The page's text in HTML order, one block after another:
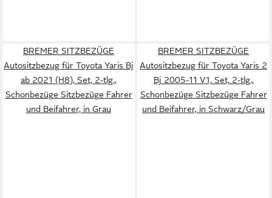
BREMER SITZBEZÜGE
Autositzbezug für Toyota Yaris Bj
ab 2021 (H8), Set, 2-tlg.,
Schonbezüge Sitzbezüge Fahrer
und Beifahrer, in Grau
BREMER SITZBEZÜGE
Autositzbezug für Toyota Yaris 2
Bj 2005-11 V1, Set, 2-tlg.,
Schonbezüge Sitzbezüge Fahrer
und Beifahrer, in Schwarz/Grau